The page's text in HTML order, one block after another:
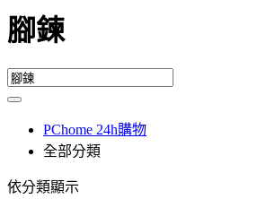
腳鍊
PChome 24h購物
全部分類
依分類顯示